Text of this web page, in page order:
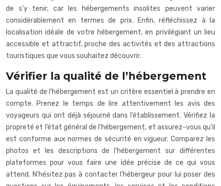
de s’y tenir, car les hébergements insolites peuvent varier
considérablement en termes de prix. Enfin, réfléchissez à la
localisation idéale de votre hébergement, en privilégiant un lieu
accessible et attractif, proche des activités et des attractions
touristiques que vous souhaitez découvrir.
Vérifier la qualité de l’hébergement
La qualité de l’hébergement est un critère essentiel à prendre en
compte. Prenez le temps de lire attentivement les avis des
voyageurs qui ont déjà séjourné dans l’établissement. Vérifiez la
propreté et l’état général de l’hébergement, et assurez-vous qu’il
est conforme aux normes de sécurité en vigueur. Comparez les
photos et les descriptions de l’hébergement sur différentes
plateformes pour vous faire une idée précise de ce qui vous
attend. N’hésitez pas à contacter l’hébergeur pour lui poser des